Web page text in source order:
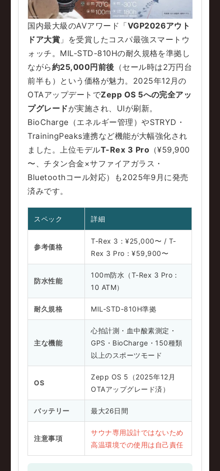
国内最大級のAVアワード「VGP2026アウト
ドア大賞 」を受賞したコスパ最強スマートウ
ォッチ。MIL-STD-810Hの耐久規格を準拠し
ながら約25,000円前後 （セール時は2万円台
前半も）という価格が魅力。2025年12月の
OTAアップデートでZepp OS 5への完全アッ
プグレードが実施され、UIが刷新。
BioCharge（エネルギー管理）やSTRYD・
TrainingPeaks連携など機能が大幅強化され
ました。上位モデルT-Rex 3 Pro （¥59,900
〜、チタン合金×サファイアガラス・
Bluetoothコール対応）も2025年9月に発売
済みです。
スペック 詳細
参考価格
T-Rex 3：¥25,000〜 / T-
Rex 3 Pro：¥59,900〜
防水性能
100m防水（T-Rex 3 Pro：
10 ATM）
耐久規格 MIL-STD-810H準拠
主な機能
心拍計測・血中酸素測定・
GPS・BioCharge・150種類
以上のスポーツモード
OS
Zepp OS 5（2025年12月
OTAアップグレード済）
バッテリー 最大26日間
注意事項
サウナ専用設計ではないため
高温環境での使用は自己責任